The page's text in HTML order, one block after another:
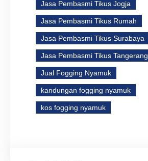
Jasa Pembasmi Tikus Jogja
Jasa Pembasmi Tikus Rumah
Jasa Pembasmi Tikus Surabaya
Jasa Pembasmi Tikus Tangerang
Jual Fogging Nyamuk
kandungan fogging nyamuk
kos fogging nyamuk